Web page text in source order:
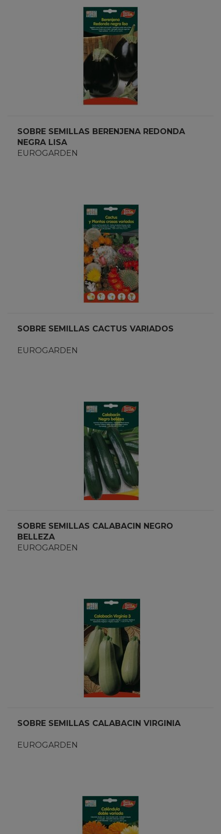
SOBRE SEMILLAS BERENJENA REDONDA
NEGRA LISA
EUROGARDEN
SOBRE SEMILLAS CACTUS VARIADOS
EUROGARDEN
SOBRE SEMILLAS CALABACIN NEGRO
BELLEZA
EUROGARDEN
SOBRE SEMILLAS CALABACIN VIRGINIA
EUROGARDEN